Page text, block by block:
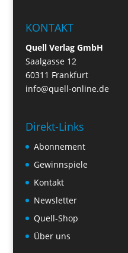
KONTAKT
Quell Verlag GmbH
Saalgasse 12
60311 Frankfurt
info@quell-online.de
Direkt-Links
Abonnement
Gewinnspiele
Kontakt
Newsletter
Quell-Shop
Über uns